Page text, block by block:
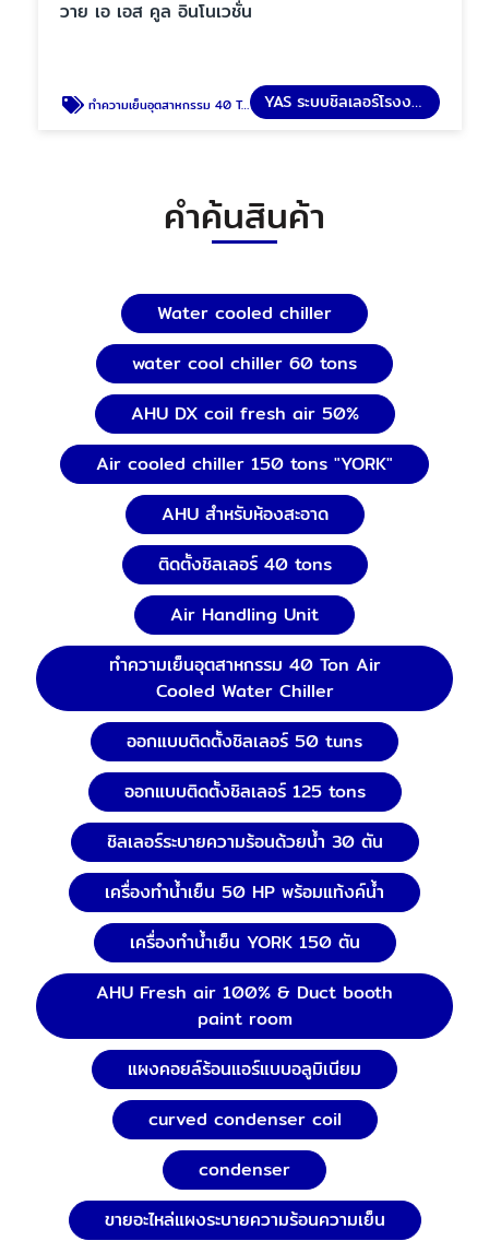
วาย เอ เอส คูล อินโนเวชั่น
ทำความเย็นอุตสาหกรรม 40 Ton Air Cooled Water Chiller YAS ระบบชิลเลอร์โรงงาน
คำค้นสินค้า
Water cooled chiller
water cool chiller 60 tons
AHU DX coil fresh air 50%
Air cooled chiller 150 tons "YORK"
AHU สำหรับห้องสะอาด
ติดตั้งชิลเลอร์ 40 tons
Air Handling Unit
ทำความเย็นอุตสาหกรรม 40 Ton Air
Cooled Water Chiller
ออกแบบติดตั้งชิลเลอร์ 50 tuns
ออกแบบติดตั้งชิลเลอร์ 125 tons
ชิลเลอร์ระบายความร้อนด้วยน้ำ 30 ตัน
เครื่องทำน้ำเย็น 50 HP พร้อมแท้งค์น้ำ
เครื่องทำน้ำเย็น YORK 150 ตัน
AHU Fresh air 100% & Duct booth
paint room
แผงคอยล์ร้อนแอร์แบบอลูมิเนียม
curved condenser coil
condenser
ขายอะไหล่แผงระบายความร้อนความเย็น